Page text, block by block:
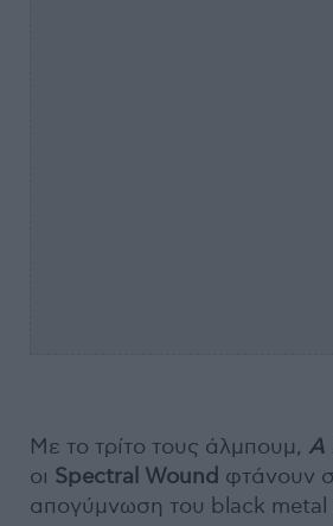
Με το τρίτο τους άλμπουμ, A
οι Spectral Wound φτάνουν
απογύμνωση του black metal